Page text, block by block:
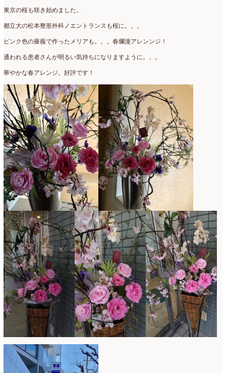
東京の桜も咲き始めました。
都立大の松本整形外科ノエントランスも桜に。。。
ピンク色の薔薇で作ったメリアも。。。春爛漫アレンンジ！
通われる患者さんが明るい気持ちになりますように。。。
華やかな春アレンジ。好評です！